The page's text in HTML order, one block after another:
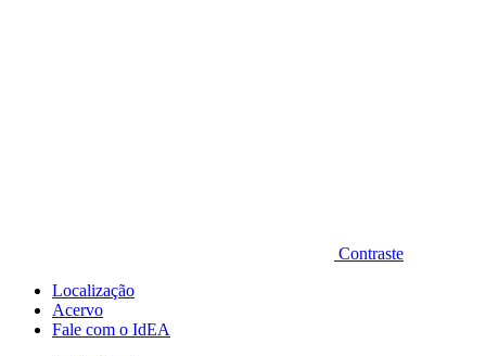
Contraste
Localização
Acervo
Fale com o IdEA